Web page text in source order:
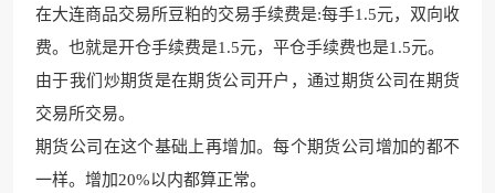
在大连商品交易所豆粕的交易手续费是:每手1.5元，双向收
费。也就是开仓手续费是1.5元，平仓手续费也是1.5元。
由于我们炒期货是在期货公司开户，通过期货公司在期货
交易所交易。
期货公司在这个基础上再增加。每个期货公司增加的都不
一样。增加20%以内都算正常。